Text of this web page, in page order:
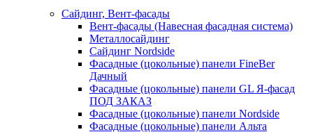
Сайдинг, Вент-фасады
Вент-фасады (Навесная фасадная система)
Металлосайдинг
Сайдинг Nordside
Фасадные (цокольные) панели FineBer
Дачный
Фасадные (цокольные) панели GL Я-фасад
ПОД ЗАКАЗ
Фасадные (цокольные) панели Nordside
Фасадные (цокольные) панели Альта